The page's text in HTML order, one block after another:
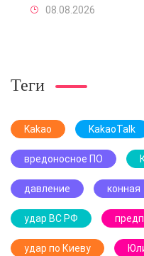
08.08.2026
Теги
Kakao KakaoTalk
вредоносное ПО
давление конная
удар ВС РФ
удар по Киеву